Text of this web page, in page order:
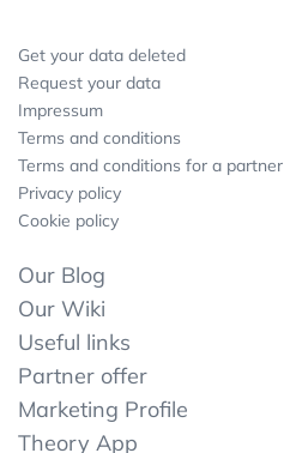
Get your data deleted
Request your data
Impressum
Terms and conditions
Terms and conditions for a partner
Privacy policy
Cookie policy
Our Blog
Our Wiki
Useful links
Partner offer
Marketing Profile
Theory App